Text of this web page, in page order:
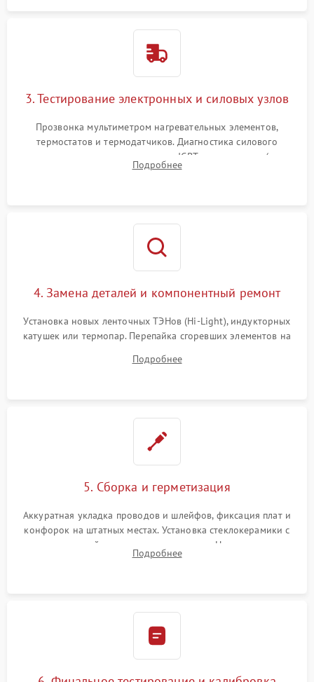
3. Тестирование электронных и силовых узлов
Прозвонка мультиметром нагревательных элементов,
термостатов и термодатчиков. Диагностика силового
модуля, реле, диодных мостов и IGBT-транзисторов (для
индукции). Проверка кранов и газ-контроля (для газовых
Подробнее
4. Замена деталей и компонентный ремонт
Установка новых ленточных ТЭНов (Hi-Light), индукторных
катушек или термопар. Перепайка сгоревших элементов на
дорожек. Очистка контактов и замена поврежденной
Подробнее
5. Сборка и герметизация
Аккуратная укладка проводов и шлейфов, фиксация плат и
конфорок на штатных местах. Установка стеклокерамики с
проверкой равномерности зазоров. Нанесение
термостойкого герметика или укладка уплотнительной
Подробнее